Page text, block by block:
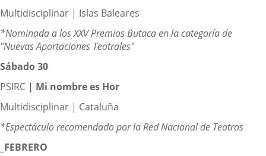
Multidisciplinar | Islas Baleares
*Nominada a los XXV Premios Butaca en la categoría de
"Nuevas Aportaciones Teatrales"
Sábado 30
PSIRC | Mi nombre es Hor
Multidisciplinar | Cataluña
*Espectáculo recomendado por la Red Nacional de Teatros
_FEBRERO